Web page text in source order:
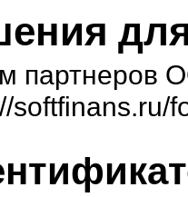
партнеров
softfinans.ru/